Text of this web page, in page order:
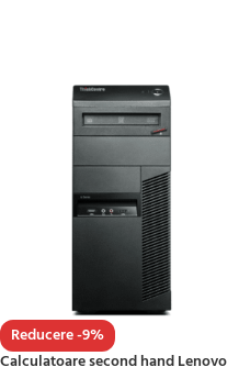
Reducere -9%